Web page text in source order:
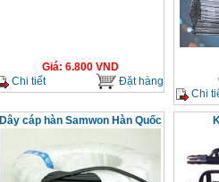
Giá: 6.800VND
Chi tiết
Đặt hàng
Chi
Dây cáp hàn Samwon Hàn Quốc